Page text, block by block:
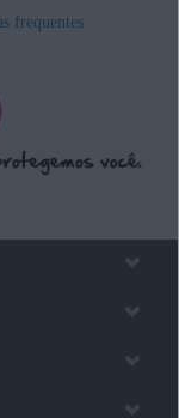
frequentes